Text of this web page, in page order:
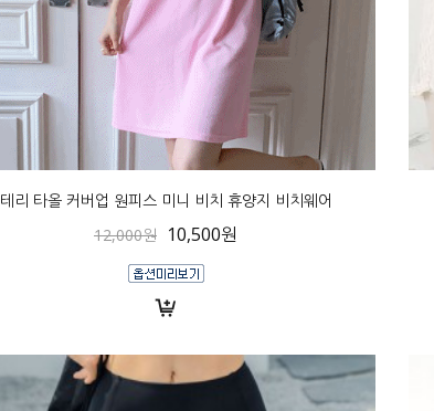
테리 타올 커버업 원피스 미니 비치 휴양지 비치웨어
12,000원 10,500원